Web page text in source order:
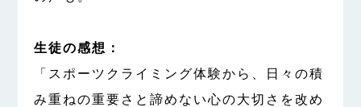
生徒の感想：
「スポーツクライミング体験から、日々の積
み重ねの重要さと諦めない心の大切さを改め